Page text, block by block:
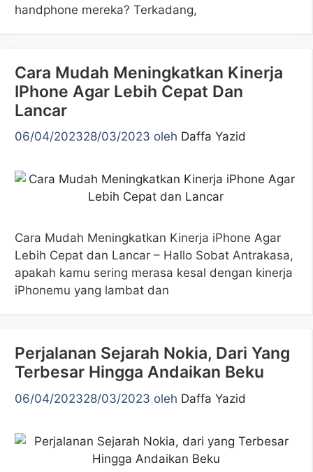
handphone mereka? Terkadang,
Cara Mudah Meningkatkan Kinerja
IPhone Agar Lebih Cepat Dan
Lancar
06/04/202328/03/2023 oleh Daffa Yazid
Cara Mudah Meningkatkan Kinerja iPhone Agar
Lebih Cepat dan Lancar – Hallo Sobat Antrakasa,
apakah kamu sering merasa kesal dengan kinerja
iPhonemu yang lambat dan
Perjalanan Sejarah Nokia, Dari Yang
Terbesar Hingga Andaikan Beku
06/04/202328/03/2023 oleh Daffa Yazid